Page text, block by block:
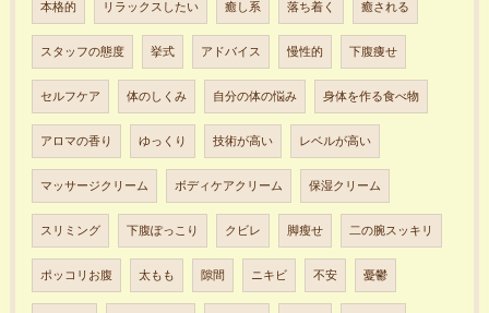
本格的 リラックスしたい 癒し系 落ち着く 癒される
スタッフの態度 挙式 アドバイス 慢性的 下腹痩せ
セルフケア 体のしくみ 自分の体の悩み 身体を作る食べ物
アロマの香り ゆっくり 技術が高い レベルが高い
マッサージクリーム ボディケアクリーム 保湿クリーム
スリミング 下腹ぽっこり クビレ 脚瘦せ 二の腕スッキリ
ポッコリお腹 太もも 隙間 ニキビ 不安 憂鬱